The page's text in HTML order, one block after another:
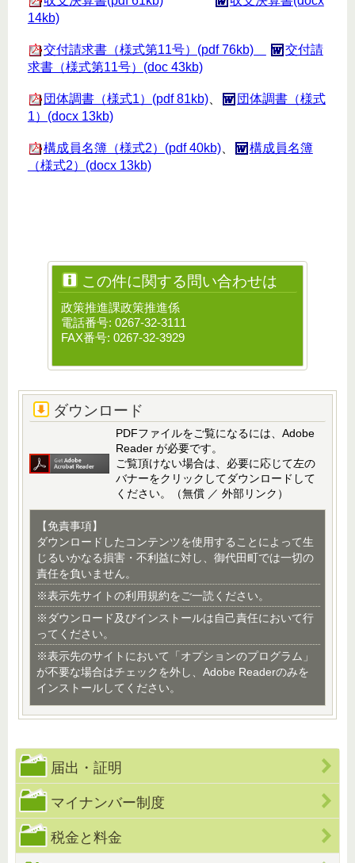
14kb)
交付請求書（様式第11号）(pdf 76kb)
交付請
求書（様式第11号）(doc 43kb)
団体調書（様式1）(pdf 81kb)、
団体調書（様式
1）(docx 13kb)
構成員名簿（様式2）(pdf 40kb)、
構成員名簿
（様式2）(docx 13kb)
この件に関する問い合わせは
政策推進課政策推進係
電話番号: 0267-32-3111
FAX番号: 0267-32-3929
ダウンロード
PDFファイルをご覧になるには、Adobe
Reader が必要です。
ご覧頂けない場合は、必要に応じて左の
バナーをクリックしてダウンロードして
ください。（無償 ／ 外部リンク）
【免責事項】
ダウンロードしたコンテンツを使用することによって生
じるいかなる損害・不利益に対し、御代田町では一切の
責任を負いません。
※表示先サイトの利用規約をご一読ください。
※ダウンロード及びインストールは自己責任において行
ってください。
※表示先のサイトにおいて「オプションのプログラム」
が不要な場合はチェックを外し、Adobe Readerのみを
インストールしてください。
届出・証明
マイナンバー制度
税金と料金